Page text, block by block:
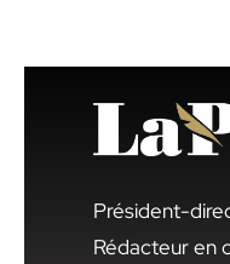
Président-
Rédacteur en